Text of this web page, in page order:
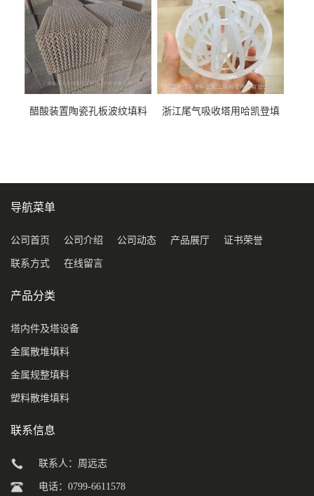
醋酸装置陶瓷孔板波纹填料
浙江尾气吸收塔用哈凯登填
导航菜单
公司首页 公司介绍 公司动态 产品展厅 证书荣誉
联系方式 在线留言
产品分类
塔内件及塔设备
金属散堆填料
金属规整填料
塑料散堆填料
联系信息
联系人：周远志
电话：0799-6611578